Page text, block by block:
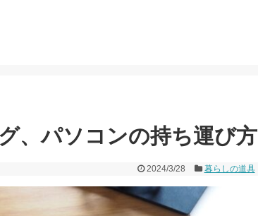
、パソコンの持ち運び方
2024/3/28 暮らしの道具